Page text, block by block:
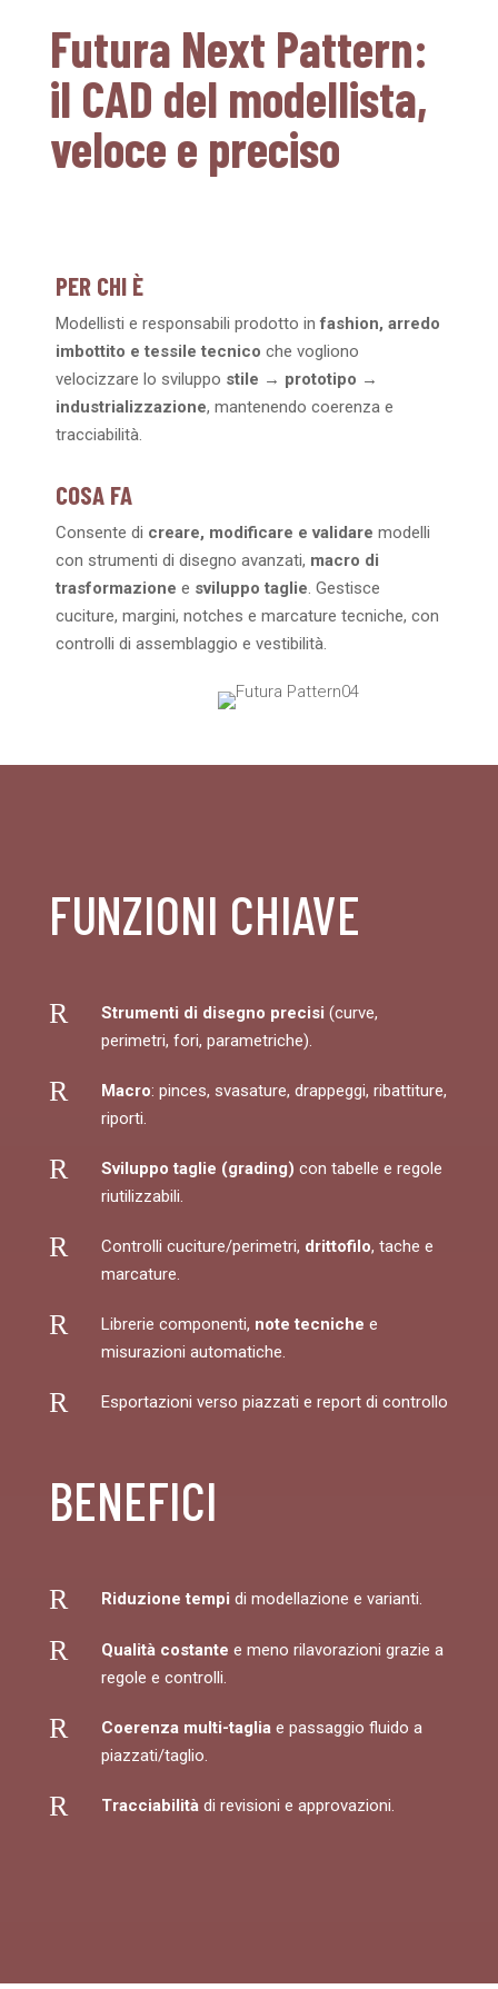
Futura Next Pattern:
il CAD del modellista,
veloce e preciso
PER CHI È
Modellisti e responsabili prodotto infashion, arredo
imbottito e tessile tecnico che vogliono
velocizzare lo sviluppo stile → prototipo →
industrializzazione, mantenendo coerenza e
tracciabilità.
COSA FA
Consente di creare, modificare e validare modelli
con strumenti di disegno avanzati, macro di
trasformazione e sviluppo taglie. Gestisce
cuciture, margini, notches e marcature tecniche, con
controlli di assemblaggio e vestibilità.
FUNZIONI CHIAVE
R Strumenti di disegno precisi (curve,
perimetri, fori, parametriche).
R Macro: pinces, svasature, drappeggi, ribattiture,
riporti.
R Sviluppo taglie (grading) con tabelle e regole
riutilizzabili.
R Controlli cuciture/perimetri, drittofilo, tache e
marcature.
R Librerie componenti, note tecniche e
misurazioni automatiche.
R Esportazioni verso piazzati e report di controllo
BENEFICI
R Riduzione tempi di modellazione e varianti.
R Qualità costante e meno rilavorazioni grazie a
regole e controlli.
R Coerenza multi-taglia e passaggio fluido a
piazzati/taglio.
R Tracciabilità di revisioni e approvazioni.